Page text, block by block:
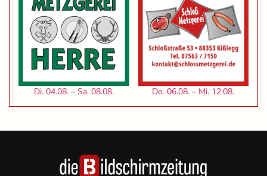
Di. 04.08. – Sa. 08.08. Do. 06.08. – Mi. 12.08.